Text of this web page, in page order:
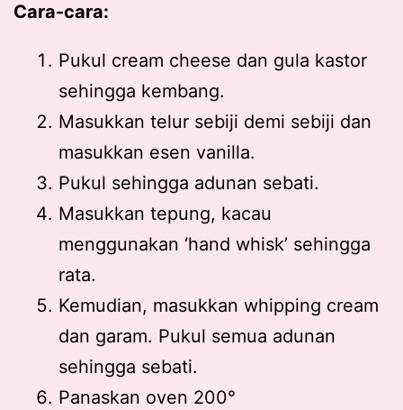
Cara-cara:
Pukul cream cheese dan gula kastor
sehingga kembang.
Masukkan telur sebiji demi sebiji dan
masukkan esen vanilla.
Pukul sehingga adunan sebati.
Masukkan tepung, kacau
menggunakan ‘hand whisk’ sehingga
rata.
Kemudian, masukkan whipping cream
dan garam. Pukul semua adunan
sehingga sebati.
Panaskan oven 200°